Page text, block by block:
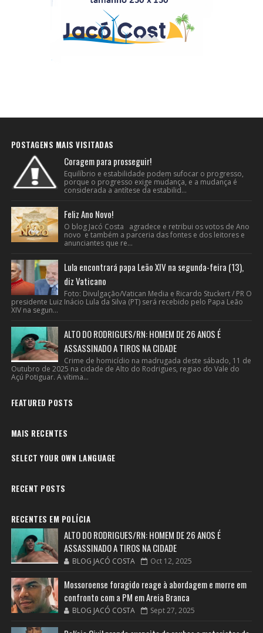
POSTAGENS MAIS VISITADAS
Coragem para prosseguir!
Equilíbrio e estabilidade podem sufocar o progresso,
porque o progresso exige mudança, e a mudança é
considerada a antítese da estabilid...
Feliz Ano Novo!
O blog Jacó Costa agradece e retribui os votos de Ano
novo e também a parceria das fontes e dos leitores e
anunciantes que re...
Lula encontrará papa Leão XIV na segunda-feira (13),
diz Vaticano
Foto: Divulgação/Vatican Media e Ricardo Stuckert / PR O
presidente Luiz Inácio Lula da Silva (PT) será recebido pelo Papa Leão
XIV na segun...
ALTO DO RODRIGUES/RN: HOMEM DE 26 ANOS É
ASSASSINADO A TIROS NA CIDADE
Crime de homicídio na madrugada deste sábado, 11 de
Outubro de 2025 na cidade de Alto do Rodrigues, regiao do Vale do
Açú Potiguar. A vítima...
FEATURED POSTS
MAIS RECENTES
SELECT YOUR OWN LANGUAGE
RECENT POSTS
RECENTES EM POLÍCIA
ALTO DO RODRIGUES/RN: HOMEM DE 26 ANOS É
ASSASSINADO A TIROS NA CIDADE
BLOG JACÓ COSTA Oct 12, 2025
Mossoroense foragido reage à abordagem e morre em
confronto com a PM em Areia Branca
BLOG JACÓ COSTA Sept 27, 2025